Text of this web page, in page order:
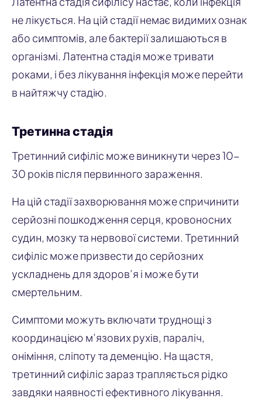
не лікується. На цій стадії немає видимих ознак
або симптомів, але бактерії залишаються в
організмі. Латентна стадія може тривати
роками, і без лікування інфекція може перейти
в найтяжчу стадію.
Третинна стадія
Третинний сифіліс може виникнути через 10-
30 років після первинного зараження.
На цій стадії захворювання може спричинити
серйозні пошкодження серця, кровоносних
судин, мозку та нервової системи. Третинний
сифіліс може призвести до серйозних
ускладнень для здоров’я і може бути
смертельним.
Симптоми можуть включати труднощі з
координацією м’язових рухів, параліч,
оніміння, сліпоту та деменцію. На щастя,
третинний сифіліс зараз трапляється рідко
завдяки наявності ефективного лікування.